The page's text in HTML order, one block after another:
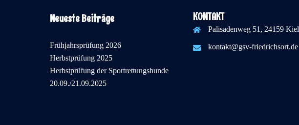
Neueste Beiträge
Frühjahrsprüfung 2026
Herbstprüfung 2025
Herbstprüfung der Sportrettungshunde
20.09./21.09.2025
KONTAKT
Palisadenweg 51, 24159 Kiel
kontakt@gsv-friedrichsort.de